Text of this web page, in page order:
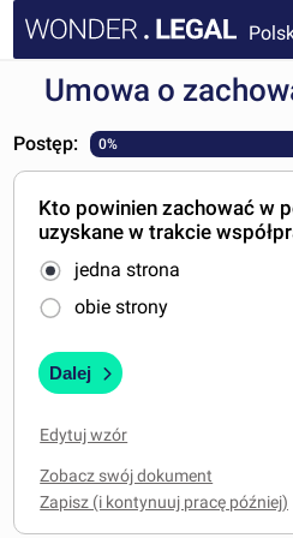
STRONA GŁÓWNA
DOKUMENTY
FAQ
MOJE KONTO
Umowa o
Postęp: 0%
Kto powinien zachować w
uzyskane w trakcie
jedna strona
obie strony
Dalej
Edytuj wzór
Zobacz swój dokument